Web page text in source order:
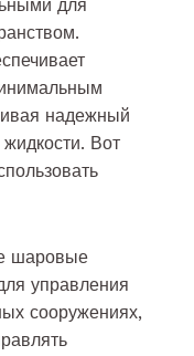
для
надежный
Вот
шаровые
управления
сооружениях,